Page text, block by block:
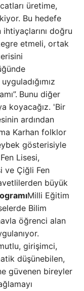
üretime,
Bu hedefe
doğru
etmeli, ortak
Bunu diğer
koyacağız. 'Bir
ardından
Karhan folklor
gösterisiyle
Lisesi,
ve Çiğli Fen
büyük
Milli Eğitim
Bilim
öğrenci alan
girişimci,
düşünebilen,
güvenen bireyler